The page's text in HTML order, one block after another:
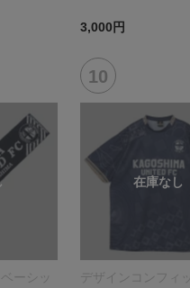
3,000円
ーシッ
デザインコンフィ